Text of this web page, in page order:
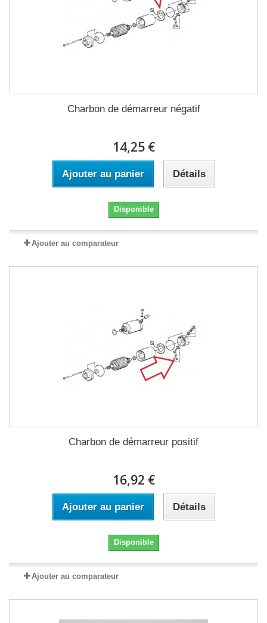
Charbon de démarreur négatif
14,25 €
Ajouter au panier Détails
Disponible
Ajouter au comparateur
Charbon de démarreur positif
16,92 €
Ajouter au panier Détails
Disponible
Ajouter au comparateur